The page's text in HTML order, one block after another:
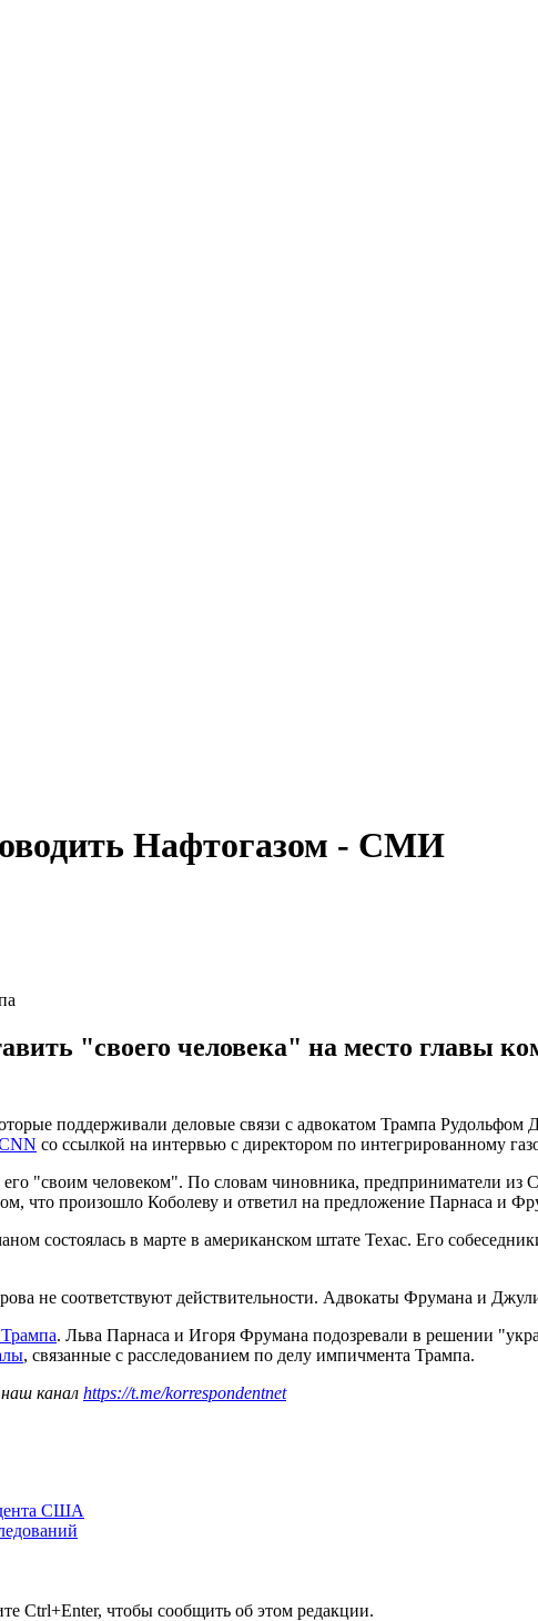
Нафтогазом - СМИ
"своего человека" на место главы
поддерживали деловые связи с адвокатом Трампа
со ссылкой на интервью с директором по интегрированному
"своим человеком". По словам чиновника, предприниматели из
что произошло Коболеву и ответил на предложение Парнаса и
состоялась в марте в американском штате Техас. Его
не соответствуют действительности. Адвокаты Фрумана и
. Льва Парнаса и Игоря Фрумана подозревали в решении
, связанные с расследованием по делу импичмента Трампа.
канал https://t.me/korrespondentnet
США
Ctrl+Enter, чтобы сообщить об этом редакции.